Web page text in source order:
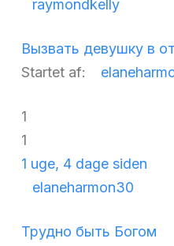
raymondkelly
Вызвать девушку в
Startet af:
1
1
1 uge, 4 dage siden
elaneharmon30
Трудно быть Богом